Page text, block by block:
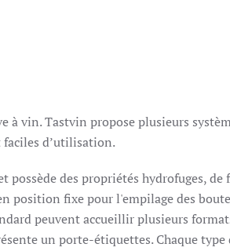
vin. Tastvin propose plusieurs
faciles d’utilisation.
des propriétés hydrofuges,
fixe pour l'empilage des
peuvent accueillir plusieurs
un porte-étiquettes. Chaque